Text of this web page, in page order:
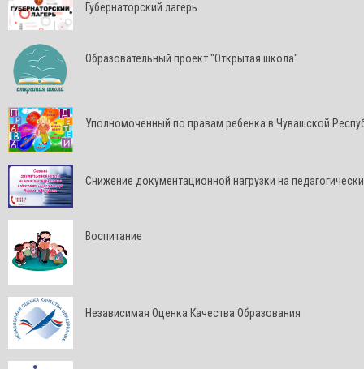
Губернаторский лагерь
Образовательный проект "Открытая школа"
Уполномоченный по правам ребенка в Чувашской
Снижение документационной нагрузки на
Воспитание
Независимая Оценка Качества Образования